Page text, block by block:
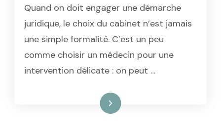
Quand on doit engager une démarche
juridique, le choix du cabinet n’est jamais
une simple formalité. C’est un peu
comme choisir un médecin pour une
intervention délicate : on peut …
Lire la suite